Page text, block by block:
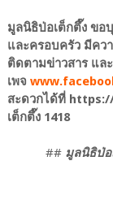
มูลนิธิป่อเต็กตึ๊ง ขอ
และครอบครัว มีคว
ติดตามข่าวสาร แล
เพจ
สะดวกได้ที่
เต็กตึ๊ง 1418
## มูลนิธิป่อ